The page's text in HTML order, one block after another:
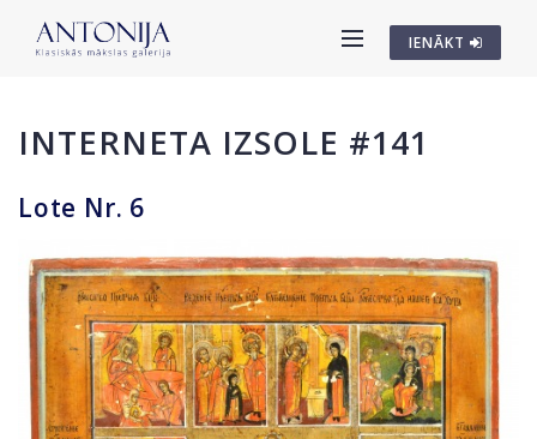
IENĀKT
INTERNETA IZSOLE #141
Lote Nr. 6